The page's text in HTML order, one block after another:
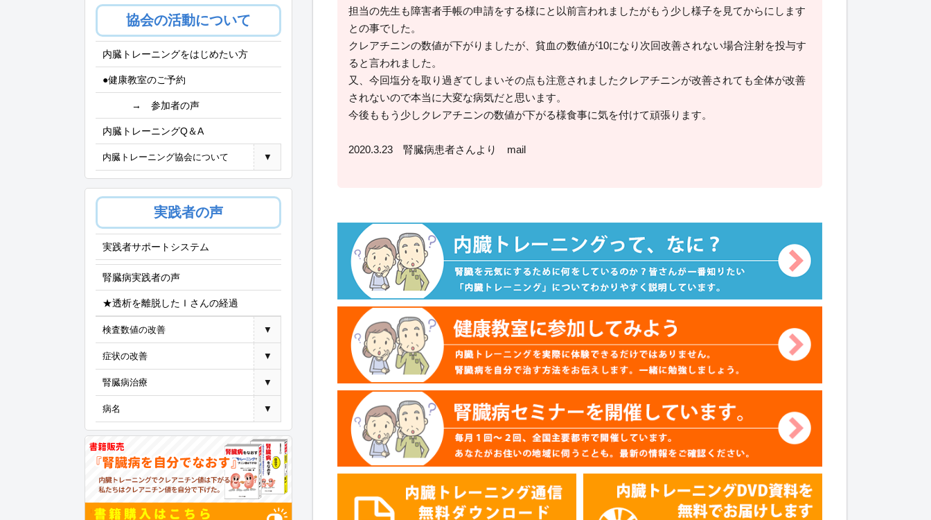
担当の先生も障害者手帳の申請をする様にと以前言われましたがもう少し様子を見てからにします
との事でした。
クレアチニンの数値が下がりましたが、貧血の数値が10になり次回改善されない場合注射を投与す
ると言われました。
又、今回塩分を取り過ぎてしまいその点も注意されましたクレアチニンが改善されても全体が改善
されないので本当に大変な病気だと思います。
今後ももう少しクレアチニンの数値が下がる様食事に気を付けて頑張ります。
2020.3.23 腎臓病患者さんより mail
協会の活動について
内臓トレーニングをはじめたい方
●健康教室のご予約
→ 参加者の声
内臓トレーニングQ＆A
内臓トレーニング協会について ▼
実践者の声
実践者サポートシステム
腎臓病実践者の声
★透析を離脱したＩさんの経過
検査数値の改善 ▼
症状の改善 ▼
腎臓病治療 ▼
病名 ▼